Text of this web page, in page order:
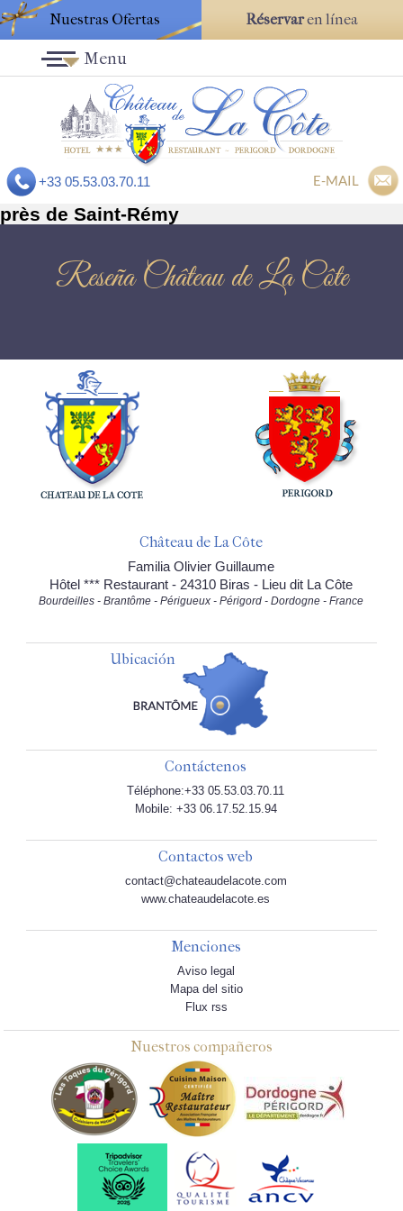
Nuestras Ofertas Réservaren línea
+33 05.53.03.70.11 E-MAIL
Menu
près de Saint-Rémy
Reseña Château de La Côte
Château de La Côte
Familia Olivier Guillaume
Hôtel *** Restaurant - 24310 Biras - Lieu dit La Côte
Bourdeilles - Brantôme - Périgueux - Périgord - Dordogne - France
Ubicación
Contáctenos
Téléphone:+33 05.53.03.70.11
Mobile: +33 06.17.52.15.94
Contactos web
contact@chateaudelacote.com
www.chateaudelacote.es
Menciones
Aviso legal
Mapa del sitio
Flux rss
Nuestros compañeros